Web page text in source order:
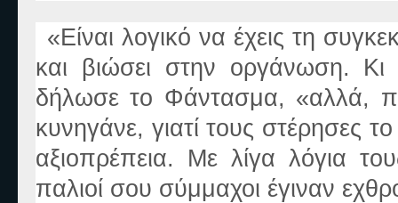
«Είναι λογικό να έχεις τη
και βιώσει στην οργάνωση.
δήλωσε το Φάντασμα, «αλλά,
κυνηγάνε, γιατί τους στέρησες
αξιοπρέπεια. Με λίγα λόγια
παλιοί σου σύμμαχοι έγιναν